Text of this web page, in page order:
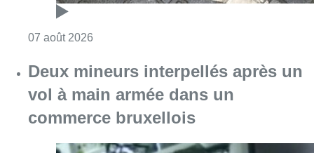
07 août 2026
Deux mineurs interpellés après un
vol à main armée dans un
commerce bruxellois